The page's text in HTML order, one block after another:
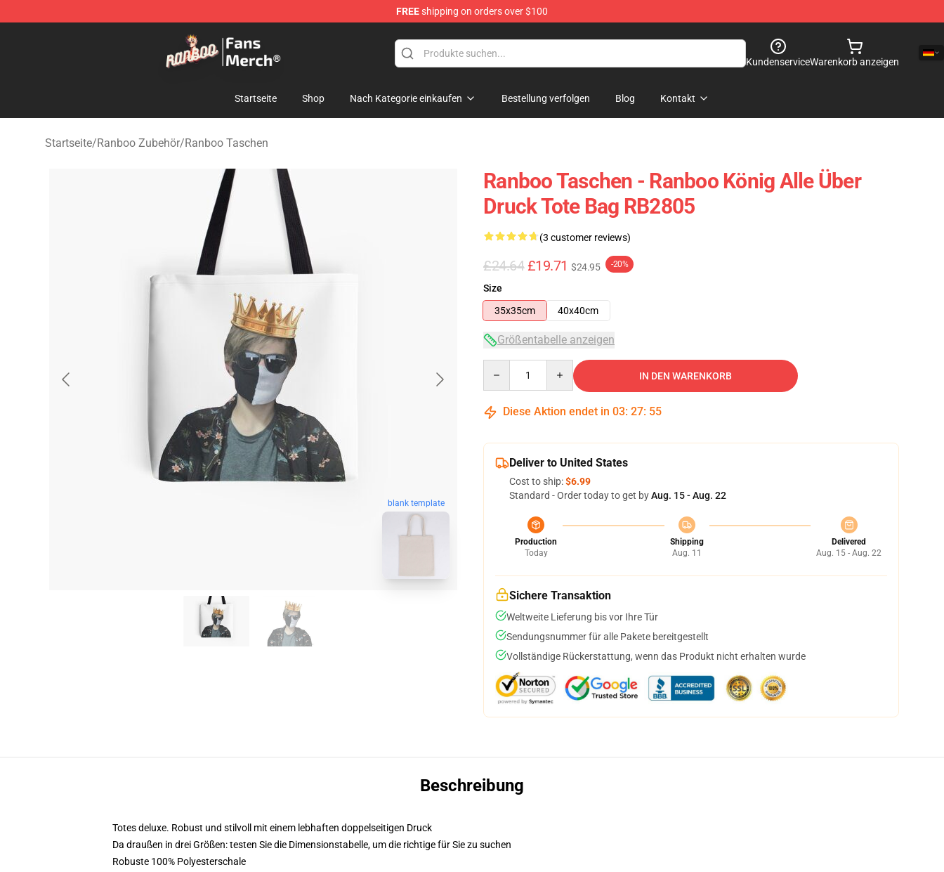
FREEshipping on orders over $100
Ranboo Store - Official Ranboo Merchandise Shop
KundenserviceWarenkorb anzeigen
Startseite Shop Nach Kategorie einkaufen Bestellung verfolgen Blog Kontakt
Startseite/Ranboo Zubehör/Ranboo Taschen
blank template
Ranboo Taschen - Ranboo König Alle Über
Druck Tote Bag RB2805
(3 customer reviews)
£24.64 £19.71 $24.95 -20%
Size
35x35cm
40x40cm
Größentabelle anzeigen
IN DEN WARENKORB
Diese Aktion endet in 03: 27: 54
Deliver to United States
Cost to ship:$6.99
Standard - Order today to get byAug. 15 - Aug. 22
Production
Today
Shipping
Aug. 11
Delivered
Aug. 15 - Aug. 22
Sichere Transaktion
Weltweite Lieferung bis vor Ihre Tür
Sendungsnummer für alle Pakete bereitgestellt
Vollständige Rückerstattung, wenn das Produkt nicht erhalten wurde
Beschreibung
Totes deluxe. Robust und stilvoll mit einem lebhaften doppelseitigen Druck
Da draußen in drei Größen: testen Sie die Dimensionstabelle, um die richtige für Sie zu suchen
Robuste 100% Polyesterschale